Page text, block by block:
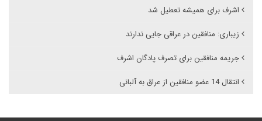
اشرف برای همیشه تعطیل شد
زیباری: منافقین در عراقی جایی ندارند
جریمه منافقین برای تصرف پادگان اشرف
انتقال 14 عضو منافقین از عراق به آلبانی